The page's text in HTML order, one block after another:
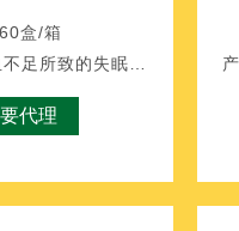
盒/箱
眠，多梦，头晕，乏力。
代理